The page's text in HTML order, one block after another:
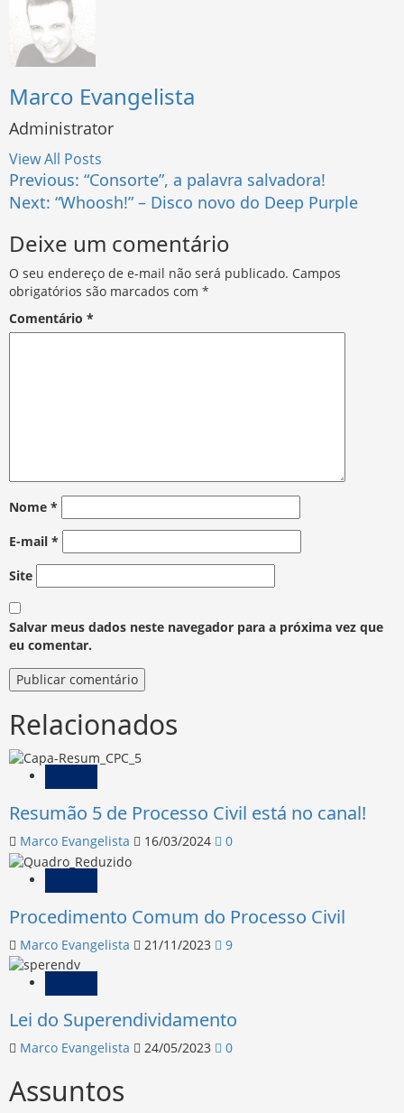
Marco Evangelista
Administrator
View All Posts
Post
navigation
Previous: “Consorte”, a palavra salvadora!
Next: “Whoosh!” – Disco novo do Deep Purple
Deixe um comentário
O seu endereço de e-mail não será publicado. Campos
obrigatórios são marcados com *
Comentário *
Nome *
E-mail *
Site
Salvar meus dados neste navegador para a próxima vez que
eu comentar.
Relacionados
Resumão 5 de Processo Civil está no canal!
Marco Evangelista 16/03/2024 0
Procedimento Comum do Processo Civil
Marco Evangelista 21/11/2023 9
Lei do Superendividamento
Marco Evangelista 24/05/2023 0
Assuntos